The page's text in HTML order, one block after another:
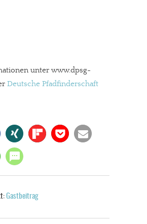
unter www.dpsg-
Deutsche Pfadfinderschaft
Gastbeitrag